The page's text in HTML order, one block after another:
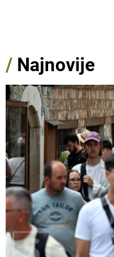
/ Najnovije